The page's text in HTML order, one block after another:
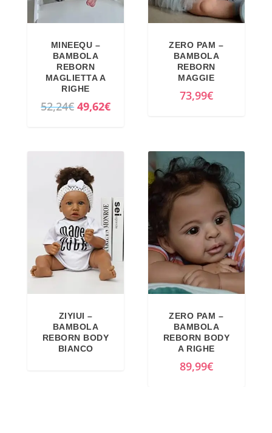
MINEEQU –
BAMBOLA
REBORN
MAGLIETTA A
RIGHE
52,24€I
r
e
z
z
o
o
r
i
n
a
l
49,62€I
r
z
o
a
t
t
u
ZERO PAM –
BAMBOLA
REBORN
MAGGIE
73,99€
ZIYIUI –
BAMBOLA
REBORN BODY
BIANCO
ZERO PAM –
BAMBOLA
REBORN BODY
A RIGHE
89,99€